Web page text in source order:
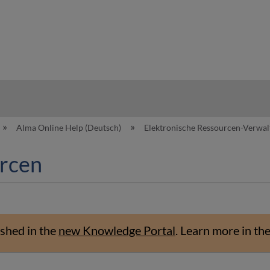
Alma Online Help (Deutsch) Elektronische Ressourcen-
in the new Knowledge Portal. Learn more in the